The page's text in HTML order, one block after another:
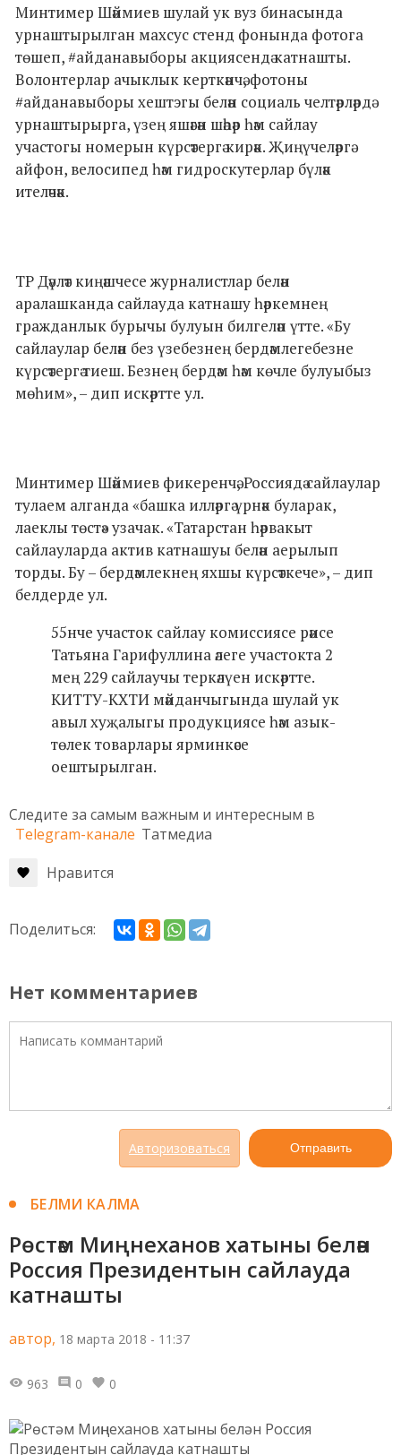
Минтимер Шәймиев шулай ук вуз бинасында
урнаштырылган махсус стенд фонында фотога
төшеп, #айданавыборы акциясендә катнашты.
Волонтерлар ачыклык керткәнчә, фотоны
#айданавыборы хештэгы белән социаль челтәрләрдә
урнаштырырга, үзең яшәгән шәһәр һәм сайлау
участогы номерын күрсәтергә кирәк. Җиңүчеләргә
айфон, велосипед һәм гидроскутерлар бүләк
ителәчәк.
ТР Дәүләт киңәшчесе журналистлар белән
аралашканда сайлауда катнашу һәркемнең
гражданлык бурычы булуын билгеләп үтте. «Бу
сайлаулар белән без үзебезнең бердәмлегебезне
күрсәтергә тиеш. Безнең бердәм һәм көчле булуыбыз
мөһим», – дип искәртте ул.
Минтимер Шәймиев фикеренчә, Россиядә сайлаулар
тулаем алганда «башка илләргә үрнәк буларак,
лаеклы төстә» узачак. «Татарстан һәрвакыт
сайлауларда актив катнашуы белән аерылып
торды. Бу – бердәмлекнең яхшы күрсәткече», – дип
белдерде ул.
55нче участок сайлау комиссиясе рәисе
Татьяна Гарифуллина әлеге участокта 2
мең 229 сайлаучы теркәлүен искәртте.
КИТТУ-КХТИ мәйданчыгында шулай ук
авыл хуҗалыгы продукциясе һәм азык-
төлек товарлары ярминкәсе
оештырылган.
Следите за самым важным и интересным в
Telegram-канале Татмедиа
Нравится
Поделиться:
Нет комментариев
Авторизоваться Отправить
БЕЛМИ КАЛМА
Рөстәм Миңнеханов хатыны белән
Россия Президентын сайлауда
катнашты
автор, 18 марта 2018 - 11:37
963 0 0